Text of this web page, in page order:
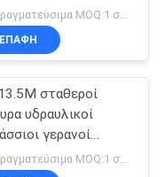
30
Διαπραγματεύσιμα MOQ:1 σύνολο
ΕΠΑΦΉ
σταθεροί
υδραυλικοί
γερανοί
Διαπραγματεύσιμα MOQ:1 σύνολο